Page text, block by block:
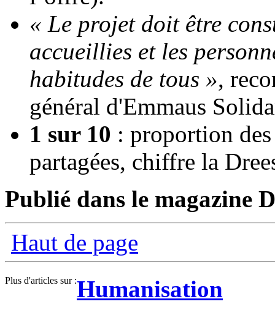
« Le projet doit être
accueillies et les
habitudes de tous »,
général d'Emmaus
1 sur 10 : proportion
partagées, chiffre la
Publié dans le magazine
Haut de page
Plus d'articles sur :Humanisation